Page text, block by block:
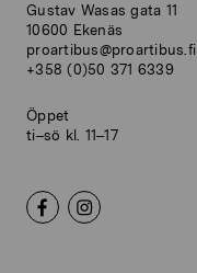
Gustav Wasas gata 11
10600 Ekenäs
proartibus@proartibus.fi
+358 (0)50 371 6339
Öppet
ti–sö kl. 11–17